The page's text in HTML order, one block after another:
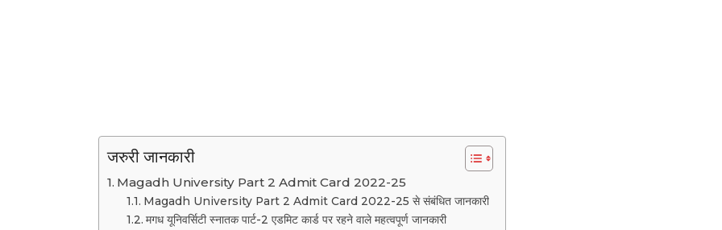
जरुरी जानकारी
Magadh University Part 2 Admit Card 2022-25
Magadh University Part 2 Admit Card 2022-25 से संबंधित जानकारी
मगध यूनिवर्सिटी स्नातक पार्ट-2 एडमिट कार्ड पर रहने वाले महत्वपूर्ण जानकारी